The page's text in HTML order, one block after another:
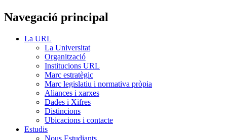
Navegació principal
La URL
La Universitat
Organització
Institucions URL
Marc estratègic
Marc legislatiu i normativa pròpia
Aliances i xarxes
Dades i Xifres
Distincions
Ubicacions i contacte
Estudis
Nous Estudiants